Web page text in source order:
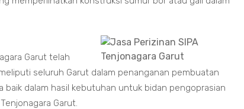
Garut telah
seluruh Garut dalam penanganan pembuatan
dalam hasil kebutuhan untuk bidan pengoprasian
Garut.